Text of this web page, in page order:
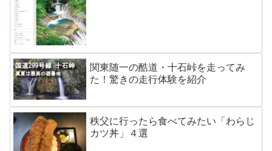
関東随一の酷道・十石峠を走ってみ
た！驚きの走行体験を紹介
秩父に行ったら食べてみたい「わらじ
カツ丼」４選